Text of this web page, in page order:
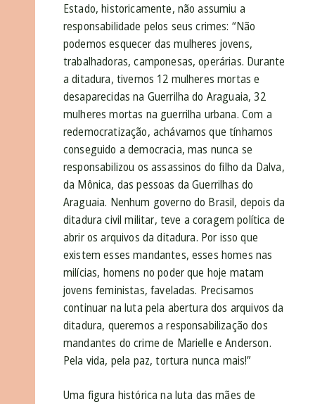
Estado, historicamente, não assumiu a
responsabilidade pelos seus crimes: “Não
podemos esquecer das mulheres jovens,
trabalhadoras, camponesas, operárias. Durante
a ditadura, tivemos 12 mulheres mortas e
desaparecidas na Guerrilha do Araguaia, 32
mulheres mortas na guerrilha urbana. Com a
redemocratização, achávamos que tínhamos
conseguido a democracia, mas nunca se
responsabilizou os assassinos do filho da Dalva,
da Mônica, das pessoas da Guerrilhas do
Araguaia. Nenhum governo do Brasil, depois da
ditadura civil militar, teve a coragem política de
abrir os arquivos da ditadura. Por isso que
existem esses mandantes, esses homes nas
milícias, homens no poder que hoje matam
jovens feministas, faveladas. Precisamos
continuar na luta pela abertura dos arquivos da
ditadura, queremos a responsabilização dos
mandantes do crime de Marielle e Anderson.
Pela vida, pela paz, tortura nunca mais!”
Uma figura histórica na luta das mães de